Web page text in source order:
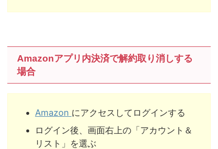
Amazonアプリ内決済で解約取り消しする
場合
Amazon にアクセスしてログインする
ログイン後、画面右上の「アカウント＆
リスト」を選ぶ